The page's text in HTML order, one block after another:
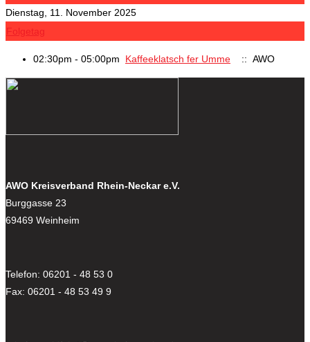
Dienstag, 11. November 2025
Folgetag
02:30pm - 05:00pm Kaffeeklatsch fer Umme :: AWO
AWO Kreisverband Rhein-Neckar e.V.
Burggasse 23
69469 Weinheim
Telefon: 06201 - 48 53 0
Fax: 06201 - 48 53 49 9